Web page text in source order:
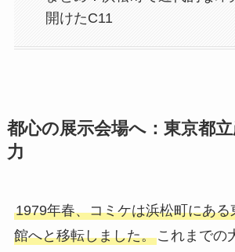
開けたC11
都心の展示会場へ：東京都
力
1979年春、コミケは浜松町にあ
館へと移転しました。これまでの